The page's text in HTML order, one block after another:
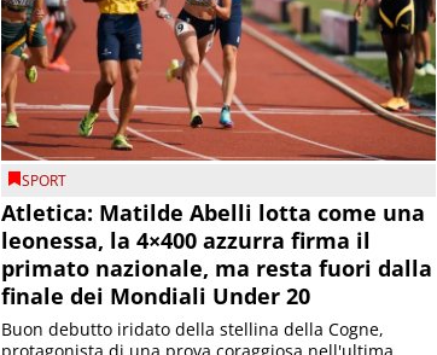
SPORT
Atletica: Matilde Abelli lotta come una
leonessa, la 4×400 azzurra firma il
primato nazionale, ma resta fuori dalla
finale dei Mondiali Under 20
Buon debutto iridato della stellina della Cogne,